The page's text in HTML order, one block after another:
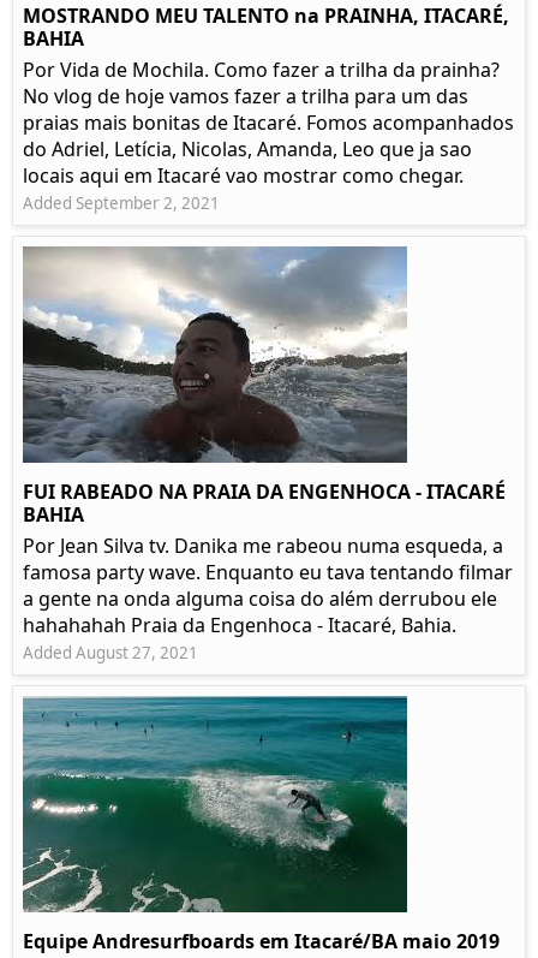
MOSTRANDO MEU TALENTO na PRAINHA, ITACARÉ,
BAHIA
Por Vida de Mochila. Como fazer a trilha da prainha?
No vlog de hoje vamos fazer a trilha para um das
praias mais bonitas de Itacaré. Fomos acompanhados
do Adriel, Letícia, Nicolas, Amanda, Leo que ja sao
locais aqui em Itacaré vao mostrar como chegar.
Added September 2, 2021
FUI RABEADO NA PRAIA DA ENGENHOCA - ITACARÉ
BAHIA
Por Jean Silva tv. Danika me rabeou numa esqueda, a
famosa party wave. Enquanto eu tava tentando filmar
a gente na onda alguma coisa do além derrubou ele
hahahahah Praia da Engenhoca - Itacaré, Bahia.
Added August 27, 2021
Equipe Andresurfboards em Itacaré/BA maio 2019